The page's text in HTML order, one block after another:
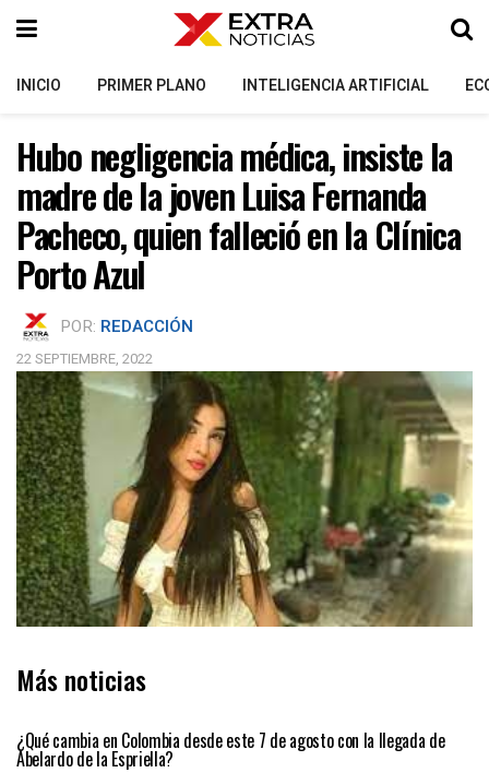
INICIO PRIMER PLANO INTELIGENCIA ARTIFICIAL
Hubo negligencia médica, insiste la
madre de la joven Luisa Fernanda
Pacheco, quien falleció en la Clínica
Porto Azul
POR: REDACCIÓN
22 SEPTIEMBRE, 2022
Más noticias
¿Qué cambia en Colombia desde este 7 de agosto con la llegada de
Abelardo de la Espriella?